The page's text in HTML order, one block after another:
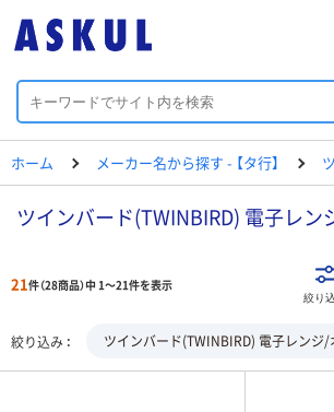
ホーム メーカー名から探す - 【タ行】 ツ
ツインバード(TWINBIRD) 電子レン
21件（28商品）中 1～21件を表示
絞り
絞り込み ツインバード(TWINBIRD) 電子レンジ/